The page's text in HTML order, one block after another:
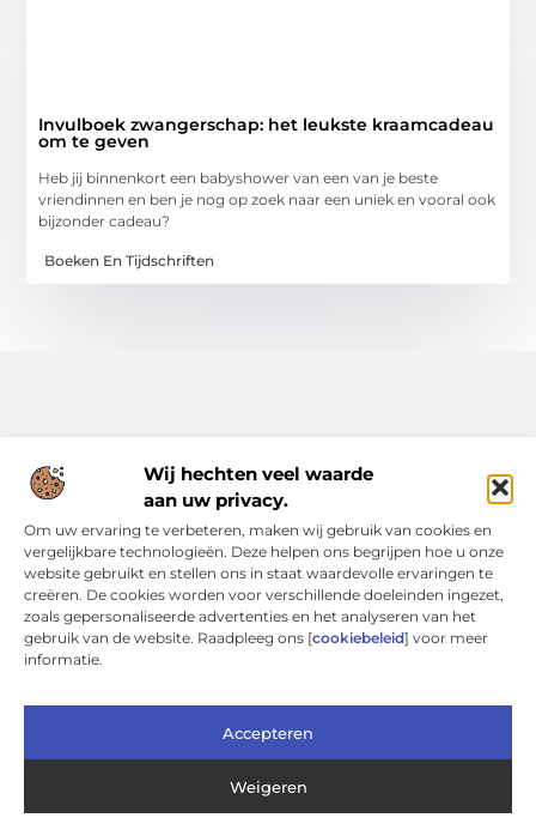
Wij hechten veel waarde
aan uw privacy.
Om uw ervaring te verbeteren, maken wij gebruik van cookies en
vergelijkbare technologieën. Deze helpen ons begrijpen hoe u onze
website gebruikt en stellen ons in staat waardevolle ervaringen te
creëren. De cookies worden voor verschillende doeleinden ingezet,
zoals gepersonaliseerde advertenties en het analyseren van het
gebruik van de website. Raadpleeg ons [cookiebeleid] voor meer
informatie.
Accepteren
Weigeren
Invulboek zwangerschap: het leukste kraamcadeau
om te geven
Heb jij binnenkort een babyshower van een van je beste
vriendinnen en ben je nog op zoek naar een uniek en vooral ook
bijzonder cadeau?
Boeken En Tijdschriften
Alles uit het dagelijks leven, verzameld voor jou.
Ontdek een rijke verzameling blogs en artikelen die je
inspireren, informeren en verrijken, allemaal op Bsone.nl.
Bericht categorie
Onze informatie